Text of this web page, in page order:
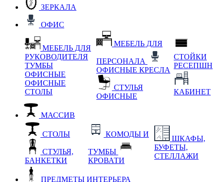
ЗЕРКАЛА
ОФИС
МЕБЕЛЬ ДЛЯ
РУКОВОДИТЕЛЯ
ТУМБЫ
ОФИСНЫЕ
ОФИСНЫЕ
СТОЛЫ
МЕБЕЛЬ ДЛЯ
ПЕРСОНАЛА
ОФИСНЫЕ КРЕСЛА
СТУЛЬЯ
ОФИСНЫЕ
СТОЙКИ
РЕСЕПШН
КАБИНЕТ
МАССИВ
СТОЛЫ
СТУЛЬЯ,
БАНКЕТКИ
КОМОДЫ И
ТУМБЫ
КРОВАТИ
ШКАФЫ,
БУФЕТЫ,
СТЕЛЛАЖИ
ПРЕДМЕТЫ ИНТЕРЬЕРА